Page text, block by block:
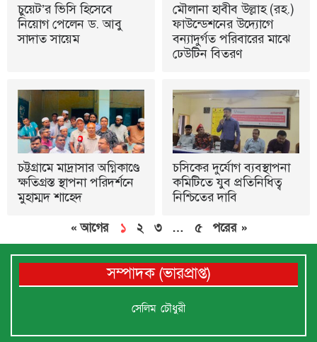
চুয়েট’র ভিসি হিসেবে
নিয়োগ পেলেন ড. আবু
সাদাত সায়েম
মৌলানা হাবীব উল্লাহ (রহ.)
ফাউন্ডেশনের উদ্যোগে
বন্যাদুর্গত পরিবারের মাঝে
ঢেউটিন বিতরণ
চট্টগ্রামে মাদ্রাসার অগ্নিকাণ্ডে
ক্ষতিগ্রস্ত স্থাপনা পরিদর্শনে
মুহাম্মদ শাহেদ
চসিকের দুর্যোগ ব্যবস্থাপনা
কমিটিতে যুব প্রতিনিধিত্ব
নিশ্চিতের দাবি
« আগের ১ ২ ৩ … ৫ পরের »
সম্পাদক (ভারপ্রাপ্ত)
সেলিম চৌধুরী